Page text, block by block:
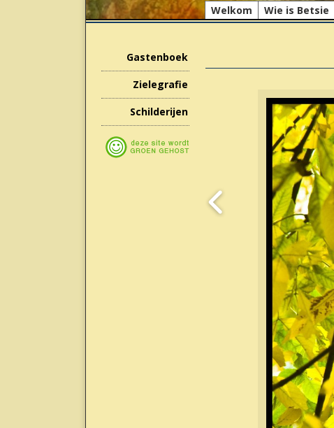
Welkom Wie is Betsie
Gastenboek
Zielegrafie
Schilderijen